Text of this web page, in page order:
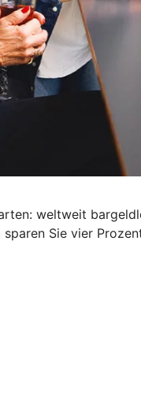
weltweit
Sie vier